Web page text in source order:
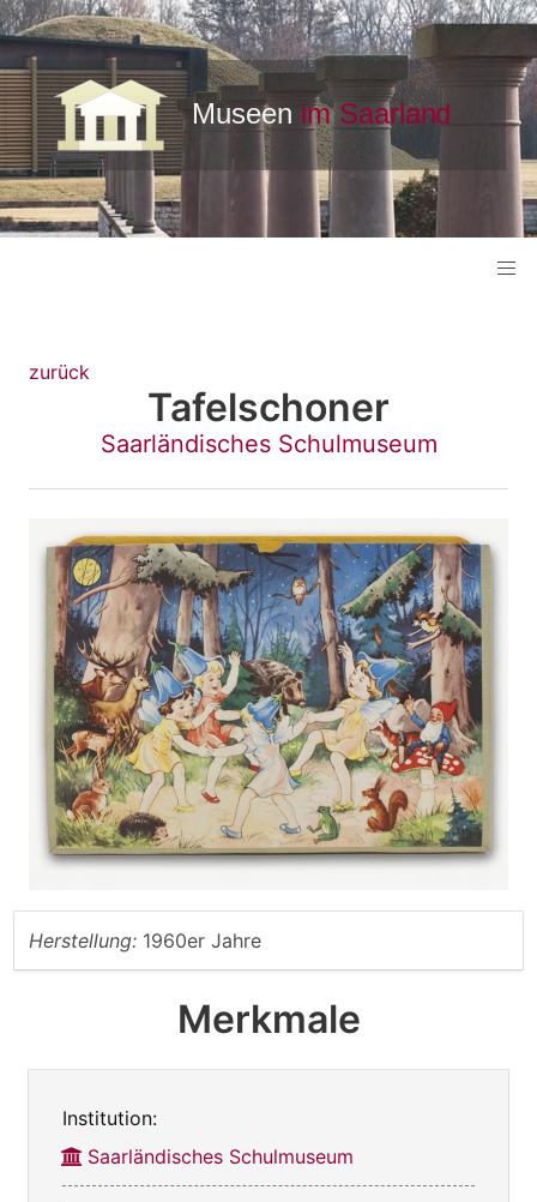
zurück
Tafelschoner
Saarländisches Schulmuseum
Herstellung: 1960er Jahre
Merkmale
Institution:
Saarländisches Schulmuseum